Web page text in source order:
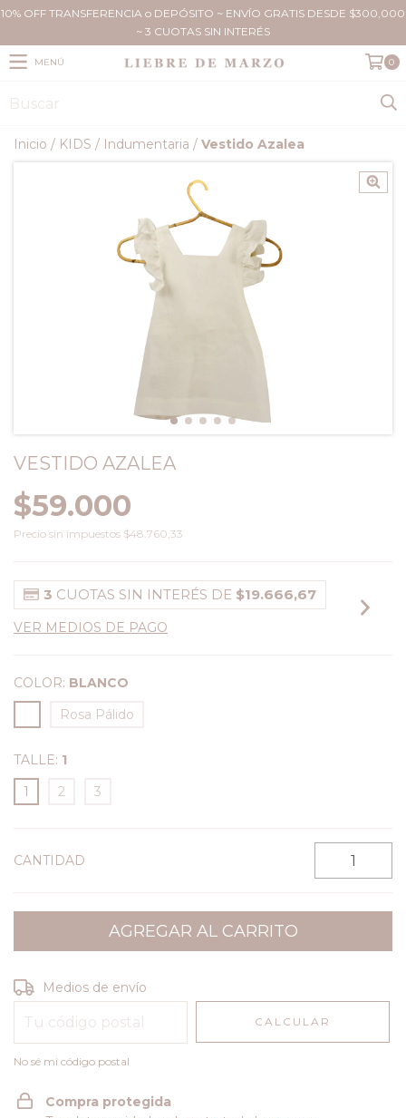
10% OFF TRANSFERENCIA o DEPÓSITO ~ ENVÍO GRATIS DESDE $300,000
~ 3 CUOTAS SIN INTERÉS
MENÚ 0
Inicio / KIDS / Indumentaria / Vestido Azalea
VESTIDO AZALEA
$59.000
Precio sin impuestos $48.760,33
3 CUOTAS SIN INTERÉS DE $19.666,67
VER MEDIOS DE PAGO
COLOR: BLANCO
Rosa Pálido
TALLE: 1
1
2 3
CANTIDAD
Entregas para el CP:
Medios de envío
CALCULAR
No sé mi código postal
Compra protegida